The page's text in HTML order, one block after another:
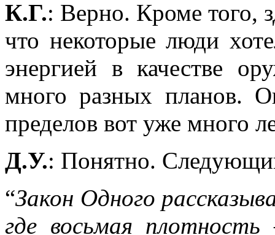
К.Г.: Верно. Кроме того,
что некоторые люди
энергией в качестве
много разных планов.
пределов вот уже много
Д.У.: Понятно.
“Закон Одного
где восьмая